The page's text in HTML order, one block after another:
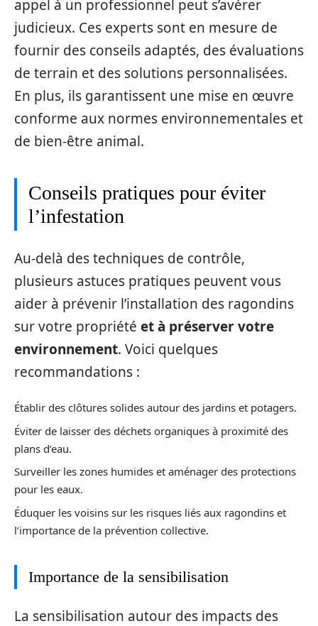
appel à un professionnel peut s’avérer
judicieux. Ces experts sont en mesure de
fournir des conseils adaptés, des évaluations
de terrain et des solutions personnalisées.
En plus, ils garantissent une mise en œuvre
conforme aux normes environnementales et
de bien-être animal.
Conseils pratiques pour éviter
l’infestation
Au-delà des techniques de contrôle,
plusieurs astuces pratiques peuvent vous
aider à prévenir l’installation des ragondins
sur votre propriété et à préserver votre
environnement. Voici quelques
recommandations :
Établir des clôtures solides autour des jardins et potagers.
Éviter de laisser des déchets organiques à proximité des
plans d’eau.
Surveiller les zones humides et aménager des protections
pour les eaux.
Éduquer les voisins sur les risques liés aux ragondins et
l’importance de la prévention collective.
Importance de la sensibilisation
La sensibilisation autour des impacts des